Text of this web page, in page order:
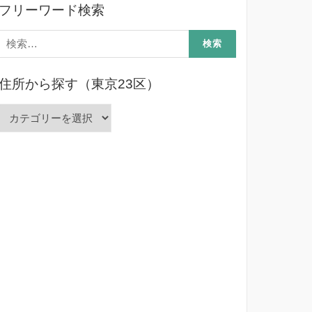
フリーワード検索
検
索:
所から探す（東京23区）